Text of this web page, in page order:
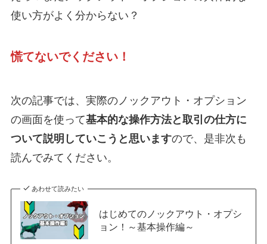
使い方がよく分からない？
慌てないでください！
次の記事では、実際のノックアウト・オプション
の画面を使って基本的な操作方法と取引の仕方に
ついて説明していこうと思いますので、是非次も
読んでみてください。
あわせて読みたい
はじめてのノックアウト・オプシ
ョン！～基本操作編～